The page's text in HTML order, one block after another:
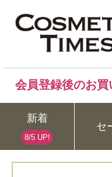
会員登録後のお買
新着
8/5 UP!
セ